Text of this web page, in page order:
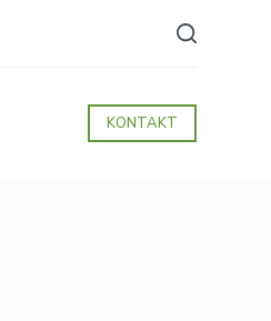
KONTAKT